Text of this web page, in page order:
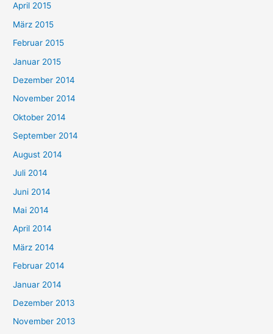
April 2015
März 2015
Februar 2015
Januar 2015
Dezember 2014
November 2014
Oktober 2014
September 2014
August 2014
Juli 2014
Juni 2014
Mai 2014
April 2014
März 2014
Februar 2014
Januar 2014
Dezember 2013
November 2013